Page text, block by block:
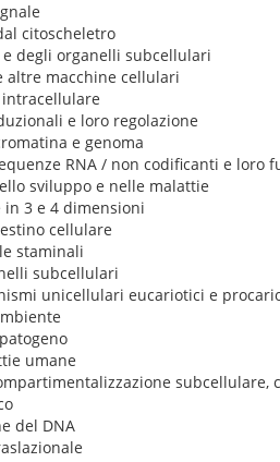
citoscheletro
degli organelli subcellulari
altre macchine cellulari
e loro regolazione
e genoma
RNA / non codificanti e loro
sviluppo e nelle malattie
3 e 4 dimensioni
cellulare
staminali
subcellulari
unicellulari eucariotici e
umane
del DNA